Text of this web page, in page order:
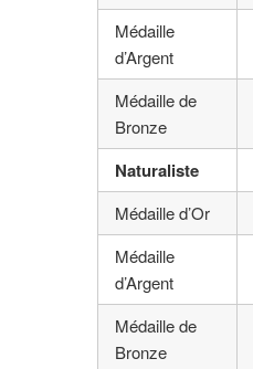
Médaille
d’Argent
Médaille de
Bronze
Naturaliste
Médaille d’Or
Médaille
d’Argent
Médaille de
Bronze